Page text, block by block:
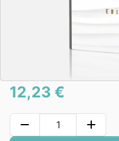
12,23 €
remove add